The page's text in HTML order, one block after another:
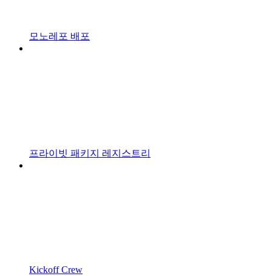
모노레포 배포
프라이빗 패키지 레지스트리
Kickoff Crew